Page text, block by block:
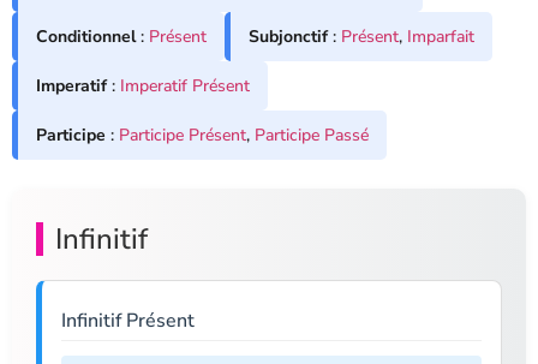
Conditionnel: Présent Subjonctif: Présent, Imparfait
Imperatif: Imperatif Présent
Participe : Participe Présent, Participe Passé
Infinitif
Infinitif Présent